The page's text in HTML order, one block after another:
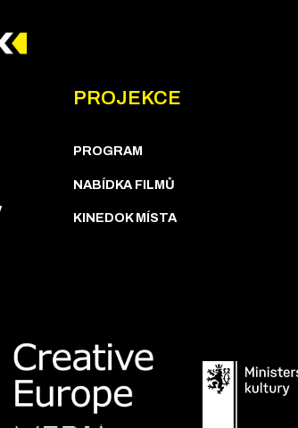
PROJEKCE
PROGRAM
NABÍDKA FILMŮ
KINEDOK MÍSTA